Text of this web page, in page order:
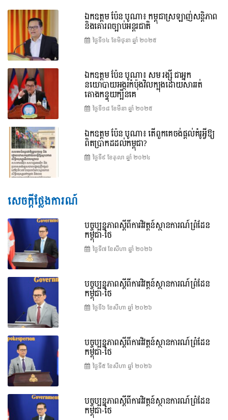
ឯកឧត្តម ប៉ែន បូណា៖ កម្ពុជាស្រឡាញ់សន្តិភាព
និងគោរពច្បាប់អន្តរជាតិ
ថ្ងៃទី១៤ ខែ​មិថុនា ឆ្នាំ ២០២៥
ឯកឧត្តម ប៉ែន បូណា៖ សម រង្ស៊ី ជាអ្នក
នយោបាយអង្ករកំប៉ុងវិលក្បុងដោយសាររត់
តោងកន្ទុយក្បិនគេ
ថ្ងៃទី១៨ ខែ​មីនា ឆ្នាំ ២០២៥
ឯកឧត្តម ប៉ែន បូណា៖ តើពួកគេចង់ផ្តល់គំរូអ្វីឱ្យ
ពិតប្រាកដដល់កម្ពុជា?
ថ្ងៃទី៩ ខែ​តុលា ឆ្នាំ ២០២៤
សេចក្តីថ្លែងការណ៍
បច្ចុប្បន្នភាពស្ដីពីការវិវត្តន៍ស្ថានការណ៍ព្រំដែន
កម្ពុជា-ថៃ
ថ្ងៃទី៧ ខែ​សីហា ឆ្នាំ ២០២៦
បច្ចុប្បន្នភាពស្ដីពីការវិវត្តន៍ស្ថានការណ៍ព្រំដែន
កម្ពុជា-ថៃ
ថ្ងៃទី៦ ខែ​សីហា ឆ្នាំ ២០២៦
បច្ចុប្បន្នភាពស្ដីពីការវិវត្តន៍ស្ថានការណ៍ព្រំដែន
កម្ពុជា-ថៃ
ថ្ងៃទី៥ ខែ​សីហា ឆ្នាំ ២០២៦
បច្ចុប្បន្នភាពស្ដីពីការវិវត្តន៍ស្ថានការណ៍ព្រំដែន
កម្ពុជា-ថៃ